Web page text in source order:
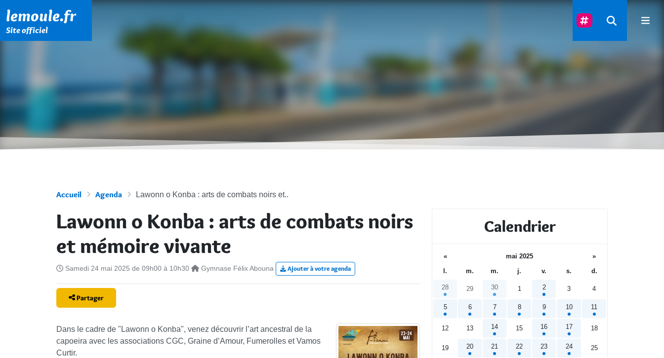
lemoule.fr
Site officiel
Suivez-Nous
Accueil Agenda Lawonn o Konba : arts de combats noirs et..
Lawonn o Konba : arts de combats noirs
et mémoire vivante
Samedi 24 mai 2025 de 09h00 à 10h30 Gymnase Félix Abouna Ajouter à votre agenda
Partager
Dans le cadre de "Lawonn o Konba", venez découvrir l’art ancestral de la
capoeira avec les associations CGC, Graine d’Amour, Fumerolles et Vamos
Curtir.
Calendrier
« mai 2025
»
l.
m. m. j. v. s. d.
28 29 30 1 2 3 4
5 6 7 8 9 10 11
12 13 14 15 16 17 18
19 20 21 22 23 24 25